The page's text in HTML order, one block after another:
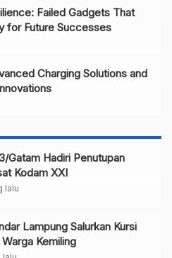
Failed Gadgets That
for Future Successes
Charging Solutions and
Gatam Hadiri Penutupan
Kodam XXI
lalu
Lampung Salurkan Kursi
Kemiling